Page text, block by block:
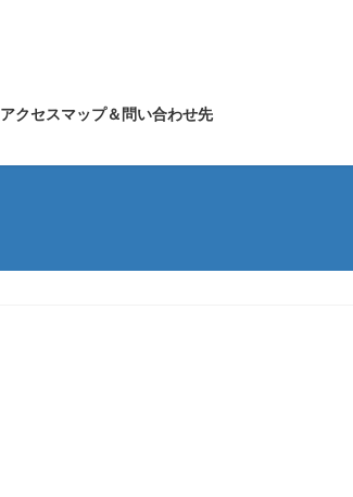
アクセスマップ＆問い合わせ先